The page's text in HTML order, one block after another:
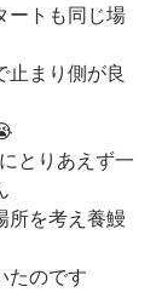
ートも同じ場
止まり側が良
とりあえず一
所を考え養鰻
たのです